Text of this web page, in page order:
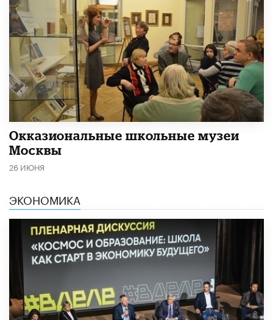
​Окказиональные школьные музеи
Москвы
26 ИЮНЯ
ЭКОНОМИКА